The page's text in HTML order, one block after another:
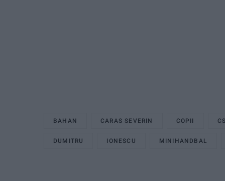
BAHAN CARAS SEVERIN COPII
DUMITRU IONESCU MINIHANDBAL